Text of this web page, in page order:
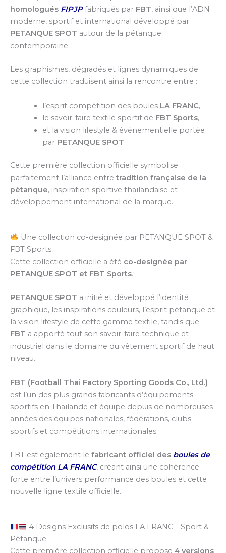
homologués FIPJPfabriqués par FBT, ainsi que l’ADN
moderne, sportif et international développé par
PETANQUE SPOT autour de la pétanque
contemporaine.
Les graphismes, dégradés et lignes dynamiques de
cette collection traduisent ainsi la rencontre entre :
l’esprit compétition des boules LA FRANC,
le savoir-faire textile sportif de FBT Sports,
et la vision lifestyle & événementielle portée
par PETANQUE SPOT.
Cette première collection officielle symbolise
parfaitement l’alliance entretradition française de la
pétanque, inspiration sportive thaïlandaise et
développement international de la marque.
Une collection co-designée par PETANQUE SPOT &
FBT Sports
Cette collection officielle a été co-designée par
PETANQUE SPOT et FBT Sports.
PETANQUE SPOT a initié et développé l’identité
graphique, les inspirations couleurs, l’esprit pétanque et
la vision lifestyle de cette gamme textile, tandis que
FBT a apporté tout son savoir-faire technique et
industriel dans le domaine du vêtement sportif de haut
niveau.
FBT (Football Thai Factory Sporting Goods Co., Ltd.)
est l’un des plus grands fabricants d’équipements
sportifs en Thaïlande et équipe depuis de nombreuses
années des équipes nationales, fédérations, clubs
sportifs et compétitions internationales.
FBT est également le fabricant officiel des boules de
compétition LA FRANC, créant ainsi une cohérence
forte entre l’univers performance des boules et cette
nouvelle ligne textile officielle.
4 Designs Exclusifs de polos LA FRANC – Sport &
Pétanque
Cette première collection officielle propose 4 versions